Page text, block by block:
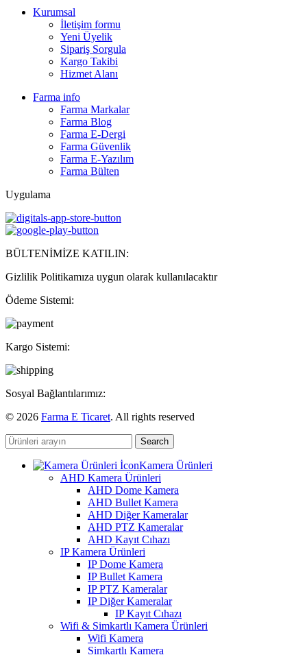
Kurumsal
İletişim formu
Yeni Üyelik
Sipariş Sorgula
Kargo Takibi
Hizmet Alanı
Farma info
Farma Markalar
Farma Blog
Farma E-Dergi
Farma Güvenlik
Farma E-Yazılım
Farma Bülten
Uygulama
BÜLTENİMİZE KATILIN:
Gizlilik Politikamıza uygun olarak kullanılacaktır
Ödeme Sistemi:
Kargo Sistemi:
Sosyal Bağlantılarımız:
© 2026 Farma E Ticaret. All rights reserved
Search
Kamera Ürünleri
AHD Kamera Ürünleri
AHD Dome Kamera
AHD Bullet Kamera
AHD Diğer Kameralar
AHD PTZ Kameralar
AHD Kayıt Cıhazı
IP Kamera Ürünleri
IP Dome Kamera
IP Bullet Kamera
IP PTZ Kameralar
IP Diğer Kameralar
IP Kayıt Cıhazı
Wifi & Simkartlı Kamera Ürünleri
Wifi Kamera
Simkartlı Kamera